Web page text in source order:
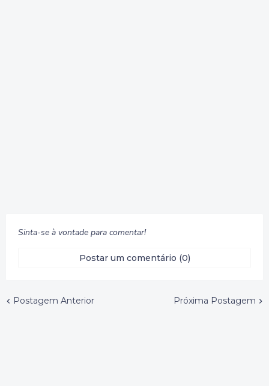
Sinta-se à vontade para comentar!
Postar um comentário (0)
Postagem Anterior Próxima Postagem